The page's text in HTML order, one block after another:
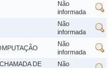
Não
informada
Não
informada
Não
informada
DE
Não